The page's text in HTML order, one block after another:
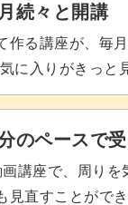
続々と開講
作る講座が、毎
に入りがきっと
のペースで
講座で、周り
見直すことができ